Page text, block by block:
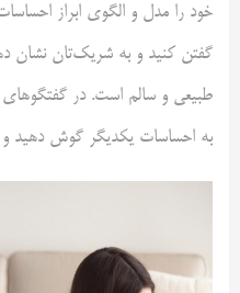
خود را مدل و الگوی ابراز
گفتن کنید و به شریک‌تان نشان
طبیعی و سالم است. در
به احساسات یکدیگر گوش دهید و